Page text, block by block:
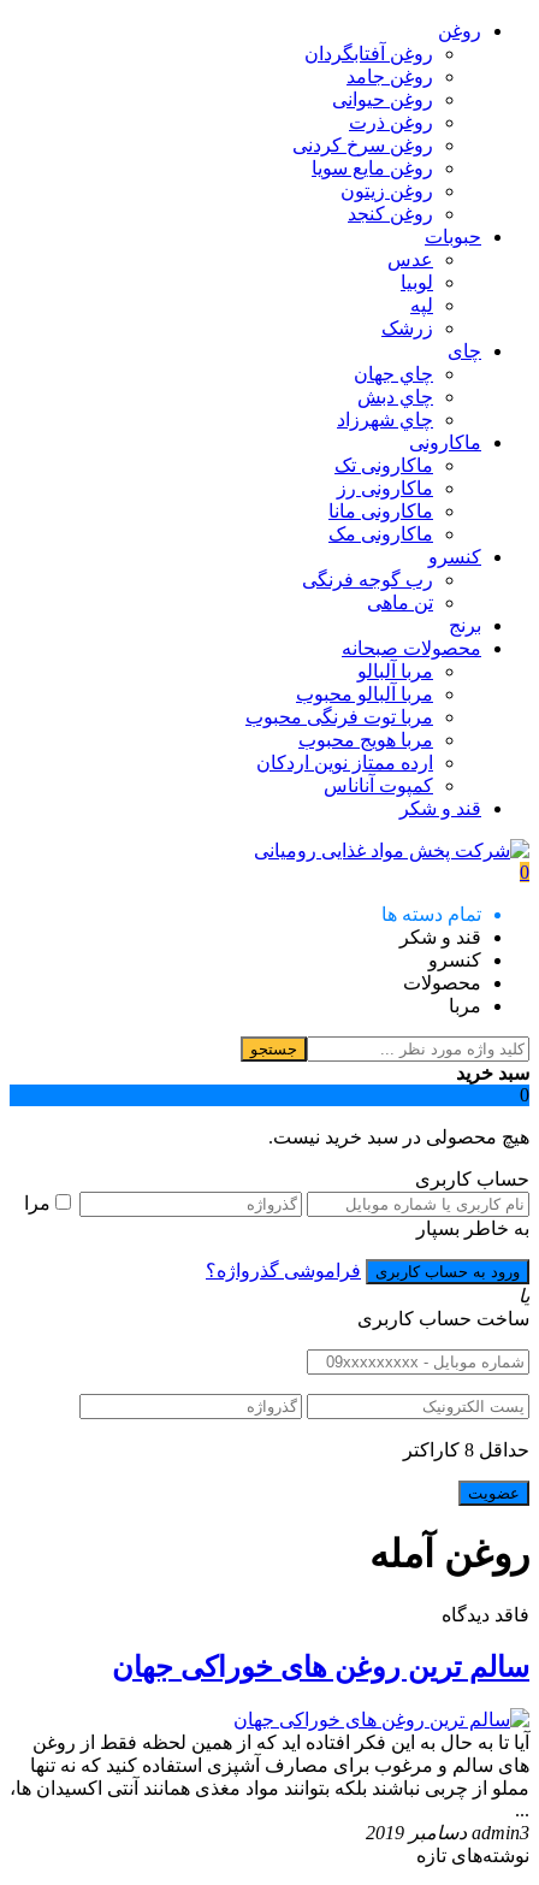
روغن
روغن آفتابگردان
روغن جامد
روغن حیوانی
روغن ذرت
روغن سرخ کردنی
روغن مایع سویا
روغن زیتون
روغن کنجد
حبوبات
عدس
لوبیا
لپه
زرشک
چای
چاي جهان
چاي دبش
چاي شهرزاد
ماکارونی
ماکارونی تک
ماکارونی رز
ماکارونی مانا
ماکارونی مک
کنسرو
رب گوجه فرنگی
تن ماهی
برنج
محصولات صبحانه
مربا آلبالو
مربا آلبالو محبوب
مربا توت فرنگی محبوب
مربا هویج محبوب
ارده ممتاز نوین اردکان
کمپوت آناناس
قند و شکر
0
تمام دسته ها
قند و شکر
کنسرو
محصولات
مربا
جستجو
سبد خرید
0
هیچ محصولی در سبد خرید نیست.
حساب کاربری
مرا
به خاطر بسپار
فراموشی گذرواژه؟
یا
ساخت حساب کاربری
حداقل 8 کاراکتر
روغن آمله
فاقد دیدگاه
سالم ‌ترین روغن های خوراكی جهان
آیا تا به حال به این فكر افتاده اید كه از همین لحظه فقط از روغن
های سالم و مرغوب برای مصارف آشپزی استفاده كنید كه نه تنها
مملو از چربی نباشند بلكه بتوانند مواد مغذی همانند آنتی اكسیدان ها،
...
admin3 دسامبر 2019
نوشته‌های تازه